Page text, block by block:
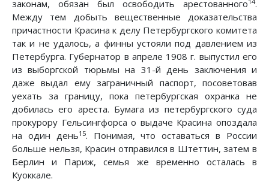
законам, обязан был освободить арестованного
.
Между тем добыть вещественные доказательства
причастности Красина к делу Петербургского комитета
так и не удалось, а финны устояли под давлением из
Петербурга. Губернатор в апреле 1908 г. выпустил его
из выборгской тюрьмы на 31-й день заключения и
даже выдал ему заграничный паспорт, посоветовав
уехать за границу, пока петербургская охранка не
добилась его ареста. Бумага из петербургского суда
прокурору Гельсингфорса о выдаче Красина опоздала
на один день15. Понимая, что оставаться в России
больше нельзя, Красин отправился в Штеттин, затем в
Берлин и Париж, семья же временно осталась в
Куоккале.